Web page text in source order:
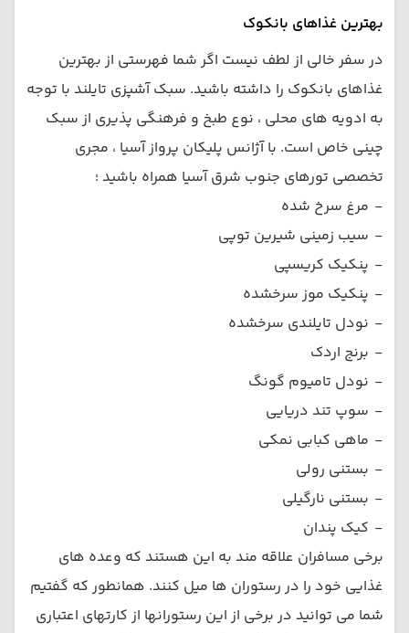
بهترین غذاهای بانکوک
در سفر خالی از لطف نیست اگر شما فهرستی از بهترین
غذاهای بانکوک را داشته باشید. سبک آشپزی تایلند با توجه
به ادویه های محلی ، نوع طبخ و فرهنگی پذیری از سبک
چینی خاص است. با آژانس پلیکان پرواز آسیا ، مجری
تخصصی تورهای جنوب شرق آسیا همراه باشید ؛
- مرغ سرخ شده
- سیب زمینی شیرین توپی
- پنکیک کریسپی
- پنکیک موز سرخشده
- نودل تایلندی سرخشده
- برنج اردک
- نودل تامیوم گونگ
- سوپ تند دریایی
- ماهی کبابی نمکی
- بستنی رولی
- بستنی نارگیلی
- کیک پندان
برخی مسافران علاقه مند به این هستند که وعده های
غذایی خود را در رستوران ها میل کنند. همانطور که گفتیم
شما می توانید در برخی از این رستورانها از کارتهای اعتباری